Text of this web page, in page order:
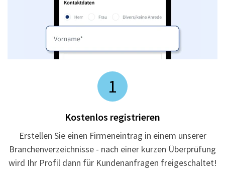
1
Kostenlos registrieren
Erstellen Sie einen Firmeneintrag in einem unserer
Branchenverzeichnisse - nach einer kurzen Überprüfung
wird Ihr Profil dann für Kundenanfragen freigeschaltet!